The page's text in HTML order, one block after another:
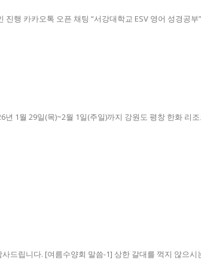
행 카카오톡 오픈 채팅 “서강대학교 ESV 영어 성경공부
1월 29일(목)~2월 1일(주일)까지 강원도 평창 한화 리
립니다. [여름수양회 말씀-1] 상한 갈대를 꺽지 않으시